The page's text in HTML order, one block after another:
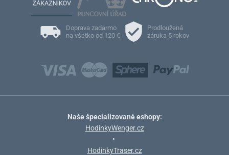
Doprava zadarmo
na všetko od 120 €
Prodloužená
záruka 5 rokov
Naše špecializované eshopy:
HodinkyWenger.cz
•
HodinkyTraser.cz